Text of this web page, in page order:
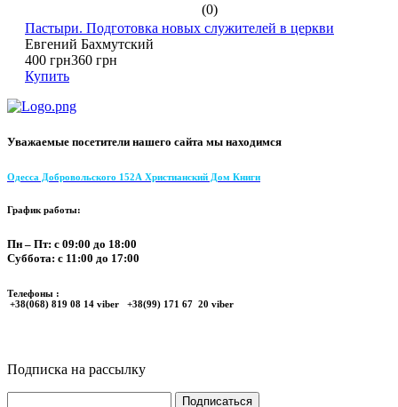
(0)
Пастыри. Подготовка новых служителей в церкви
Евгений Бахмутский
400 грн360 грн
Купить
Уважаемые посетители нашего сайта мы находимся
Одесса Добровольского 152А Христианский Дом Книги
График работы:
Пн – Пт: с 09:00 до 18:00
Суббота: с 11:00 до 17:00
Телефоны :
+38(068) 819 08 14 viber +38(99) 171 67 20 viber
Подписка на рассылку